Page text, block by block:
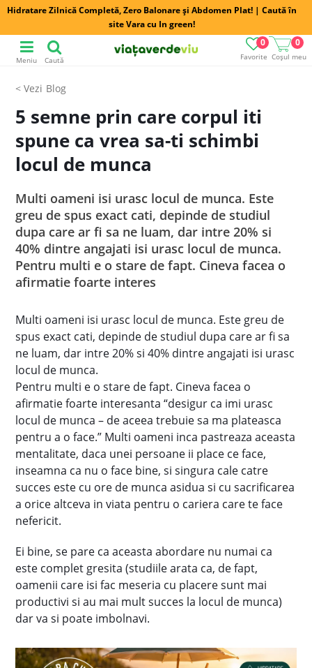
Hidratare Zilnică Completă, Zero Balonare și Abdomen Plat! | Caută în
site Vara cu In green!
Favorite
0
Coșul meu
0
Meniu Caută
Blog
5 semne prin care corpul iti
spune ca vrea sa-ti schimbi
locul de munca
Multi oameni isi urasc locul de munca. Este
greu de spus exact cati, depinde de studiul
dupa care ar fi sa ne luam, dar intre 20% si
40% dintre angajati isi urasc locul de munca.
Pentru multi e o stare de fapt. Cineva facea o
afirmatie foarte interes
Multi oameni isi urasc locul de munca. Este greu de
spus exact cati, depinde de studiul dupa care ar fi sa
ne luam, dar intre 20% si 40% dintre angajati isi urasc
locul de munca.
Pentru multi e o stare de fapt. Cineva facea o
afirmatie foarte interesanta “desigur ca imi urasc
locul de munca – de aceea trebuie sa ma plateasca
pentru a o face.” Multi oameni inca pastreaza aceasta
mentalitate, daca unei persoane ii place ce face,
inseamna ca nu o face bine, si singura cale catre
succes este cu ore de munca asidua si cu sacrificarea
a orice altceva in viata pentru o cariera care te face
nefericit.
Ei bine, se pare ca aceasta abordare nu numai ca
este complet gresita (studiile arata ca, de fapt,
oamenii care isi fac meseria cu placere sunt mai
productivi si au mai mult succes la locul de munca)
dar va si poate imbolnavi.